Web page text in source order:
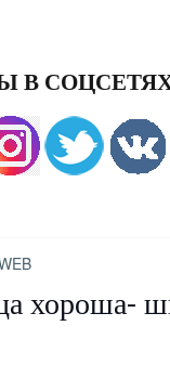
В
хороша-